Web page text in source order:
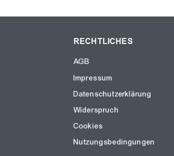
RECHTLICHES
AGB
Impressum
Datenschutzerklärung
Widerspruch
Cookies
Nutzungsbedingungen